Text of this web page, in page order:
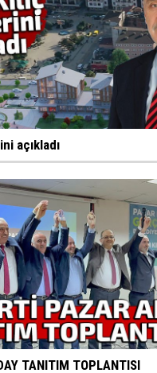
açıkladı
TANITIM TOPLANTISI